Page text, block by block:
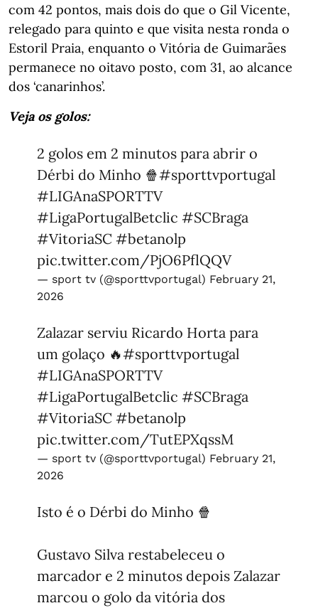
com 42 pontos, mais dois do que o Gil Vicente,
relegado para quinto e que visita nesta ronda o
Estoril Praia, enquanto o Vitória de Guimarães
permanece no oitavo posto, com 31, ao alcance
dos ‘canarinhos’.
Veja os golos:
2 golos em 2 minutos para abrir o
Dérbi do Minho 🍿#sporttvportugal
#LIGAnaSPORTTV
#LigaPortugalBetclic #SCBraga
#VitoriaSC #betanolp
pic.twitter.com/PjO6PflQQV
— sport tv (@sporttvportugal) February 21,
2026
Zalazar serviu Ricardo Horta para
um golaço 🔥#sporttvportugal
#LIGAnaSPORTTV
#LigaPortugalBetclic #SCBraga
#VitoriaSC #betanolp
pic.twitter.com/TutEPXqssM
— sport tv (@sporttvportugal) February 21,
2026
Isto é o Dérbi do Minho 🍿
Gustavo Silva restabeleceu o
marcador e 2 minutos depois Zalazar
marcou o golo da vitória dos